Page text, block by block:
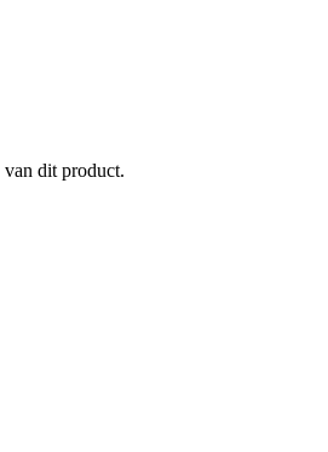
dit product.